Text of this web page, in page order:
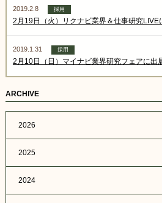
2019.2.8 採用
2月19日（火）リクナビ業界＆仕事研究LIVE
2019.1.31 採用
2月10日（日）マイナビ業界研究フェアに出
ARCHIVE
2026
2025
2024